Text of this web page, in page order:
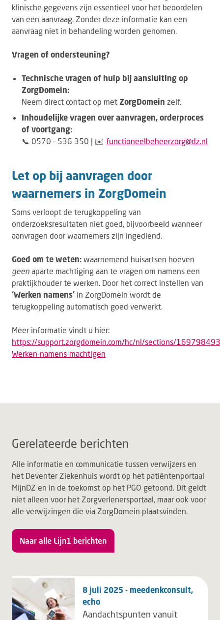
klinische gegevens zijn essentieel voor het beoordelen
van een aanvraag. Zonder deze informatie kan een
aanvraag niet in behandeling worden genomen.
Vragen of ondersteuning?
Technische vragen of hulp bij aansluiting op
ZorgDomein:
Neem direct contact op met ZorgDomein zelf.
Inhoudelijke vragen over aanvragen, orderproces
of voortgang:
📞 0570 – 536 350 | ✉️ functioneelbeheerzorg@dz.nl
Let op bij aanvragen door
waarnemers in ZorgDomein
Soms verloopt de terugkoppeling van
onderzoeksresultaten niet goed, bijvoorbeeld wanneer
aanvragen door waarnemers zijn ingediend.
Goed om te weten: waarnemend huisartsen hoeven
geen aparte machtiging aan te vragen om namens een
praktijkhouder te werken. Door het correct instellen van
‘Werken namens’ in ZorgDomein wordt de
terugkoppeling automatisch goed verwerkt.
Meer informatie vindt u hier:
https://support.zorgdomein.com/hc/nl/sections/
Werken-namens-machtigen
Gerelateerde berichten
Alle informatie en communicatie tussen verwijzers en
het Deventer Ziekenhuis wordt op het patiëntenportaal
MijnDZ en in de toekomst op het PGO getoond. Dit geldt
niet alleen voor het Zorgverlenersportaal, maar ook voor
alle verwijzingen die via ZorgDomein plaatsvinden.
Naar alle Lijn1 berichten
8 juli 2025 - meedenkconsult,
echo
Aandachtspunten vanuit